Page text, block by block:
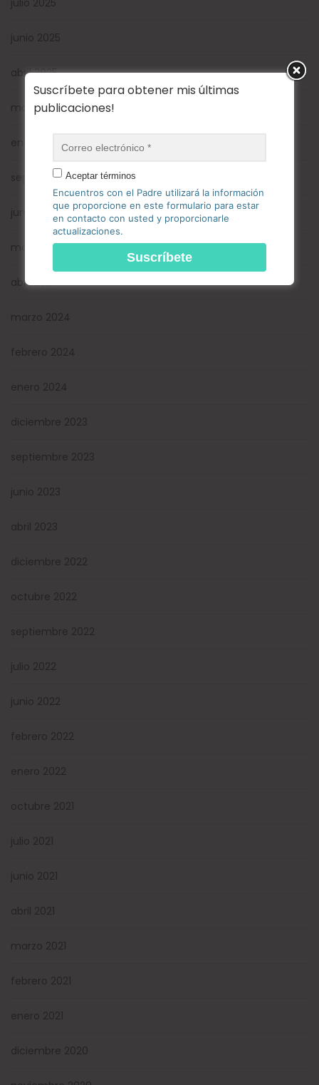
julio 2025
junio 2025
abril 2025
marzo 2025
enero 2025
septiembre 2024
junio 2024
mayo 2024
abril 2024
marzo 2024
febrero 2024
enero 2024
diciembre 2023
septiembre 2023
junio 2023
abril 2023
diciembre 2022
octubre 2022
septiembre 2022
julio 2022
junio 2022
febrero 2022
enero 2022
octubre 2021
julio 2021
junio 2021
abril 2021
marzo 2021
febrero 2021
enero 2021
diciembre 2020
Suscríbete para obtener mis últimas
publicaciones!
Aceptar términos
Encuentros con el Padre utilizará la información
que proporcione en este formulario para estar
en contacto con usted y proporcionarle
actualizaciones.